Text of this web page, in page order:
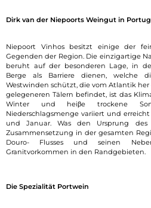
Dirk van der Niepoorts Weingut in
Niepoort Vinhos besitzt einige der
Gegenden der Region. Die einzigartige
beruht auf der besonderen Lage, in
Berge als Barriere dienen, welche
Westwinden schützt, die vom Atlantik
gelegeneren Tälern befindet, ist das
Winter und heiβe trockene
Niederschlagsmenge variiert und
und Januar. Was den Ursprung
Zusammensetzung in der gesamten
Douro- Flusses und seinen
Granitvorkommen in den Randgebieten.
Die Spezialität Portwein